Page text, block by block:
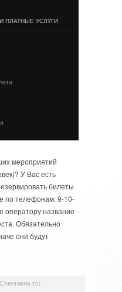
ПЛАТНЫЕ УСЛУГИ
мероприятий
У Вас есть
билеты
по телефонам: 9-10-
оператору название
Обязательно
они будут
Спектакль т/с